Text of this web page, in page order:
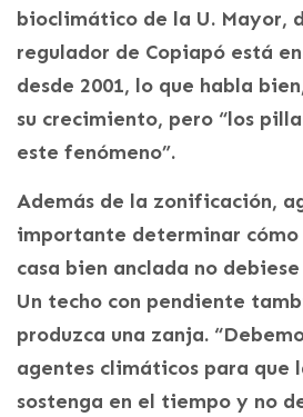
bioclimático de la U. Mayor,
regulador de Copiapó está
desde 2001, lo que habla
su crecimiento, pero “los
este fenómeno”.
Además de la zonificación,
importante determinar cómo
casa bien anclada no
Un techo con pendiente
produzca una zanja.
agentes climáticos para que
sostenga en el tiempo y no